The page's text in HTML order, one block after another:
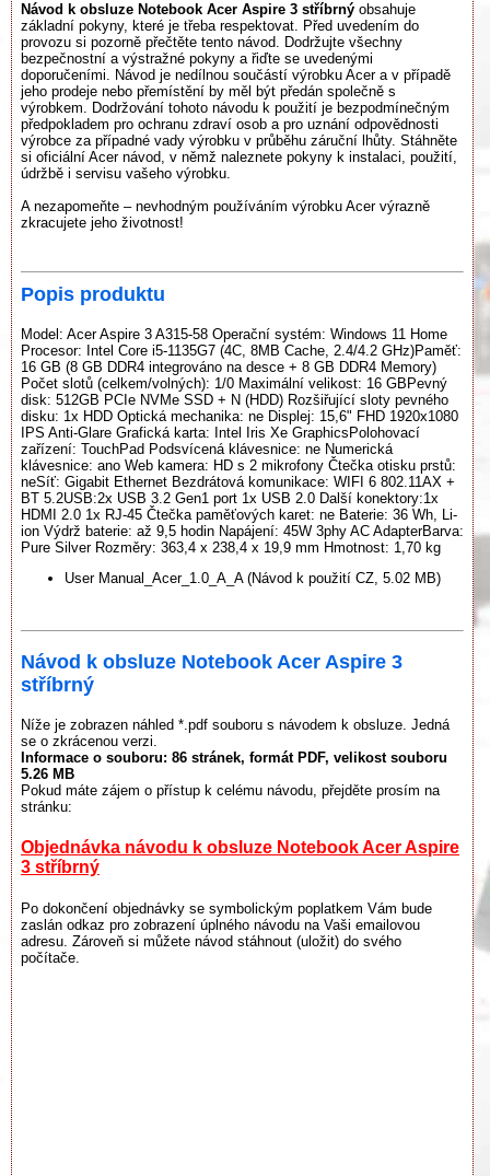
Návod k obsluze Notebook Acer Aspire 3 stříbrný obsahuje
základní pokyny, které je třeba respektovat. Před uvedením do
provozu si pozorně přečtěte tento návod. Dodržujte všechny
bezpečnostní a výstražné pokyny a řiďte se uvedenými
doporučeními. Návod je nedílnou součástí výrobku Acer a v případě
jeho prodeje nebo přemístění by měl být předán společně s
výrobkem. Dodržování tohoto návodu k použití je bezpodmínečným
předpokladem pro ochranu zdraví osob a pro uznání odpovědnosti
výrobce za případné vady výrobku v průběhu záruční lhůty. Stáhněte
si oficiální Acer návod, v němž naleznete pokyny k instalaci, použití,
údržbě i servisu vašeho výrobku.
A nezapomeňte – nevhodným používáním výrobku Acer výrazně
zkracujete jeho životnost!
Popis produktu
Model: Acer Aspire 3 A315-58 Operační systém: Windows 11 Home
Procesor: Intel Core i5-1135G7 (4C, 8MB Cache, 2.4/4.2 GHz)Paměť:
16 GB (8 GB DDR4 integrováno na desce + 8 GB DDR4 Memory)
Počet slotů (celkem/volných): 1/0 Maximální velikost: 16 GBPevný
disk: 512GB PCIe NVMe SSD + N (HDD) Rozšiřující sloty pevného
disku: 1x HDD Optická mechanika: ne Displej: 15,6" FHD 1920x1080
IPS Anti-Glare Grafická karta: Intel Iris Xe GraphicsPolohovací
zařízení: TouchPad Podsvícená klávesnice: ne Numerická
klávesnice: ano Web kamera: HD s 2 mikrofony Čtečka otisku prstů:
neSíť: Gigabit Ethernet Bezdrátová komunikace: WIFI 6 802.11AX +
BT 5.2USB:2x USB 3.2 Gen1 port 1x USB 2.0 Další konektory:1x
HDMI 2.0 1x RJ-45 Čtečka paměťových karet: ne Baterie: 36 Wh, Li-
ion Výdrž baterie: až 9,5 hodin Napájení: 45W 3phy AC AdapterBarva:
Pure Silver Rozměry: 363,4 x 238,4 x 19,9 mm Hmotnost: 1,70 kg
User Manual_Acer_1.0_A_A (Návod k použití CZ, 5.02 MB)
Návod k obsluze Notebook Acer Aspire 3
stříbrný
Níže je zobrazen náhled *.pdf souboru s návodem k obsluze. Jedná
se o zkrácenou verzi.
Informace o souboru: 86 stránek, formát PDF, velikost souboru
5.26 MB
Pokud máte zájem o přístup k celému návodu, přejděte prosím na
stránku:
Objednávka návodu k obsluze Notebook Acer Aspire
3 stříbrný
Po dokončení objednávky se symbolickým poplatkem Vám bude
zaslán odkaz pro zobrazení úplného návodu na Vaši emailovou
adresu. Zároveň si můžete návod stáhnout (uložit) do svého
počítače.